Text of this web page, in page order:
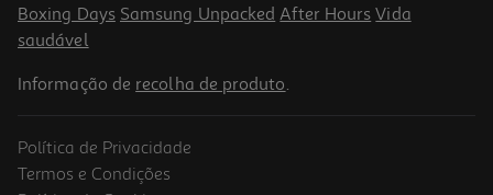
Boxing Days Samsung Unpacked After Hours Vida
saudável
Informação de recolha de produto.
Política de Privacidade
Termos e Condições